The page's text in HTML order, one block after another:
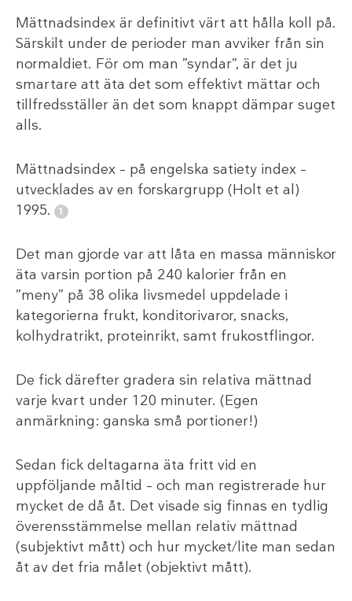
Mättnadsindex är definitivt värt att hålla koll på.
Särskilt under de perioder man avviker från sin
normaldiet. För om man ”syndar”, är det ju
smartare att äta det som effektivt mättar och
tillfredsställer än det som knappt dämpar suget
alls.
Mättnadsindex – på engelska satiety index –
utvecklades av en forskargrupp (Holt et al)
1995.
Det man gjorde var att låta en massa människor
äta varsin portion på 240 kalorier från en
”meny” på 38 olika livsmedel uppdelade i
kategorierna frukt, konditorivaror, snacks,
kolhydratrikt, proteinrikt, samt frukostflingor.
De fick därefter gradera sin relativa mättnad
varje kvart under 120 minuter. (Egen
anmärkning: ganska små portioner!)
Sedan fick deltagarna äta fritt vid en
uppföljande måltid – och man registrerade hur
mycket de då åt. Det visade sig finnas en tydlig
överensstämmelse mellan relativ mättnad
(subjektivt mått) och hur mycket/lite man sedan
åt av det fria målet (objektivt mått).